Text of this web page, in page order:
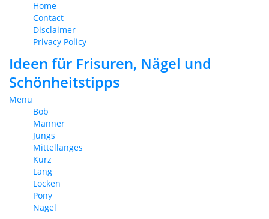
Home
Contact
Disclaimer
Privacy Policy
Ideen für Frisuren, Nägel und
Schönheitstipps
Menu
Bob
Männer
Jungs
Mittellanges
Kurz
Lang
Locken
Pony
Nägel